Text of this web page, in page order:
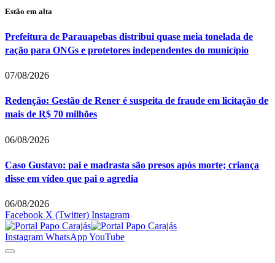
Estão em alta
Prefeitura de Parauapebas distribui quase meia tonelada de
ração para ONGs e protetores independentes do município
07/08/2026
Redenção: Gestão de Rener é suspeita de fraude em licitação de
mais de R$ 70 milhões
06/08/2026
Caso Gustavo: pai e madrasta são presos após morte; criança
disse em vídeo que pai o agredia
06/08/2026
Facebook X (Twitter) Instagram
Instagram WhatsAppYouTube